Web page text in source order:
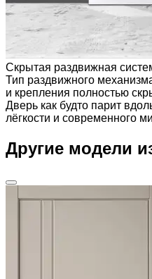
Скрытая раздвижная
Тип раздвижного
и крепления полностью
Дверь как будто парит
лёгкости и современного
Другие модели